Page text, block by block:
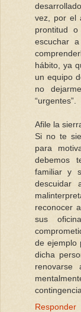
vez, por el
prontitud
escuchar
hábito, ya
un equipo
no
“urgentes”.
Afile la
Si no te
para
debemos
familiar y
descuidar
reconocer
sus
de ejemplo
dicha
Responder